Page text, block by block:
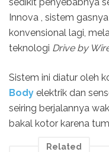
Innova , sistem
konvensional lagi,
teknologi Drive by
Sistem ini diatur oleh
Body elektrik dan
seiring berjalannya
bakal kotor karena
Related